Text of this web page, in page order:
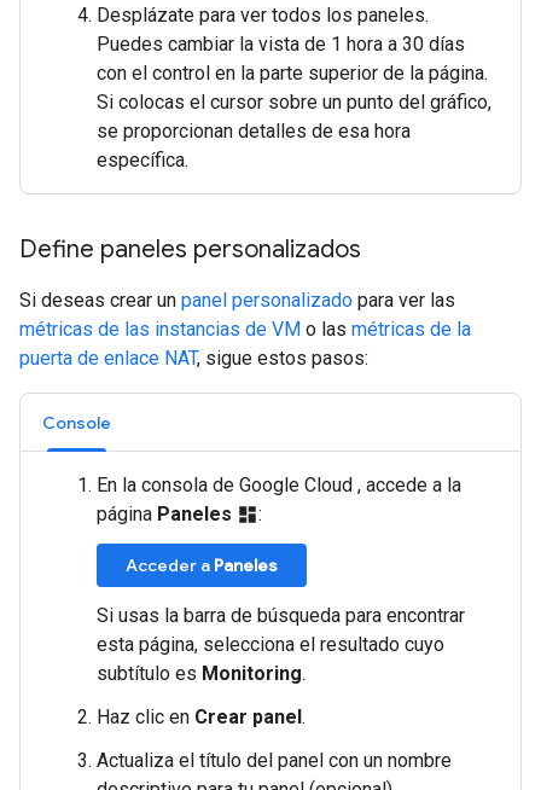
Desplázate para ver todos los paneles.
Puedes cambiar la vista de 1 hora a 30 días
con el control en la parte superior de la página.
Si colocas el cursor sobre un punto del gráfico,
se proporcionan detalles de esa hora
específica.
Define paneles personalizados
Si deseas crear un panel personalizado para ver las
métricas de las instancias de VM o las métricas de la
puerta de enlace NAT, sigue estos pasos:
Console
En la consola de Google Cloud , accede a la
página Paneles dashboard:
Acceder a Paneles
Si usas la barra de búsqueda para encontrar
esta página, selecciona el resultado cuyo
subtítulo es Monitoring.
Haz clic en Crear panel .
Actualiza el título del panel con un nombre